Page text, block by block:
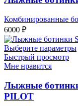
Комбинированные
6000 ₽
Выберите параметры
Быстрый просмотр
Мне нравится
Лыжные
PILOT